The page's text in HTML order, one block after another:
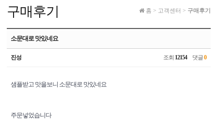
구매후기 홈 > 고객센터 > 구매후기
소문대로 맛있네요
진성 조회 12154댓글0
샘플받고 맛을보니 소문대로 맛있네요
주문넣었습니다